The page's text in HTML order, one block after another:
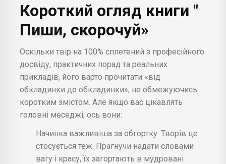
Короткий огляд книги "
Пиши, скорочуй»
Оскільки твір на 100% сплетений з професійного
досвіду, практичних порад та реальних
прикладів, його варто прочитати «від
обкладинки до обкладинки», не обмежуючись
коротким змістом. Але якщо вас цікавлять
головні меседжі, ось вони:
Начинка важливіша за обгортку. Творів це
стосується теж. Прагнучи надати словами
вагу і красу, їх загортають в мудровані